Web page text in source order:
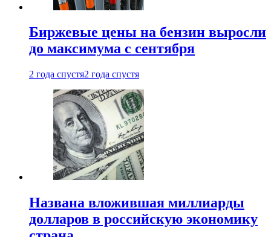
Биржевые цены на бензин выросли
до максимума с сентября
2 года спустя2 года спустя
Названа вложившая миллиарды
долларов в российскую экономику